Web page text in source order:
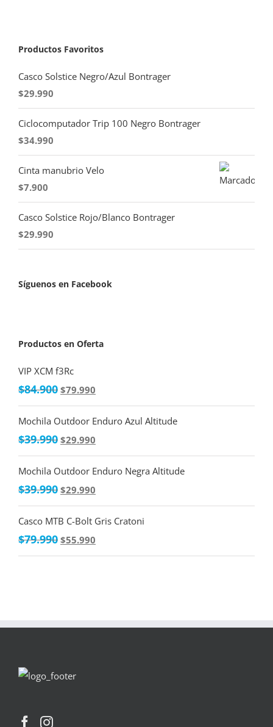
Productos Favoritos
Casco Solstice Negro/Azul Bontrager
$29.990
Ciclocomputador Trip 100 Negro Bontrager
$34.990
Cinta manubrio Velo
$7.900
Casco Solstice Rojo/Blanco Bontrager
$29.990
Síguenos en Facebook
Productos en Oferta
VIP XCM f3Rc
$84.900 $79.990
Mochila Outdoor Enduro Azul Altitude
$39.990 $29.990
Mochila Outdoor Enduro Negra Altitude
$39.990 $29.990
Casco MTB C-Bolt Gris Cratoni
$79.990 $55.990